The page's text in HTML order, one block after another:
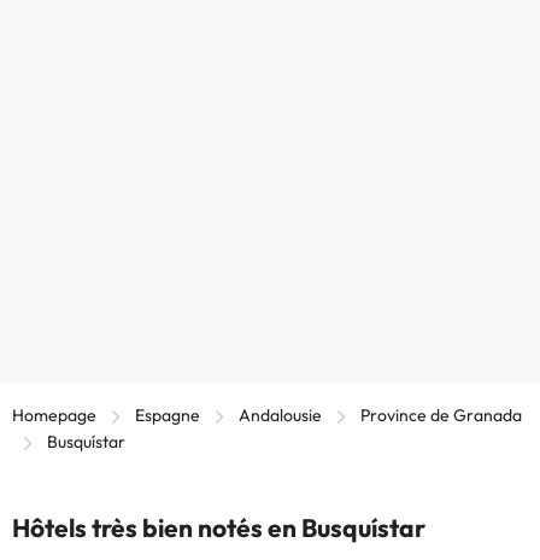
Homepage Espagne Andalousie
Province de Granada
Busquístar
Hôtels très bien notés en Busquístar